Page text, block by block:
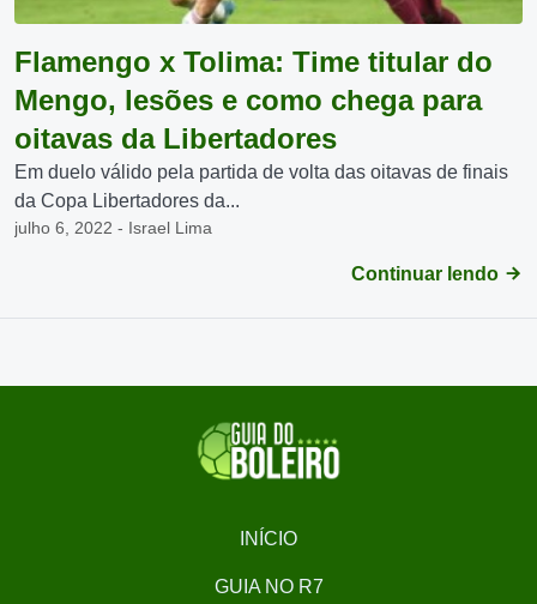
Flamengo x Tolima: Time titular do
Mengo, lesões e como chega para
oitavas da Libertadores
Em duelo válido pela partida de volta das oitavas de finais
da Copa Libertadores da...
julho 6, 2022 - Israel Lima
Continuar lendo
INÍCIO
GUIA NO R7